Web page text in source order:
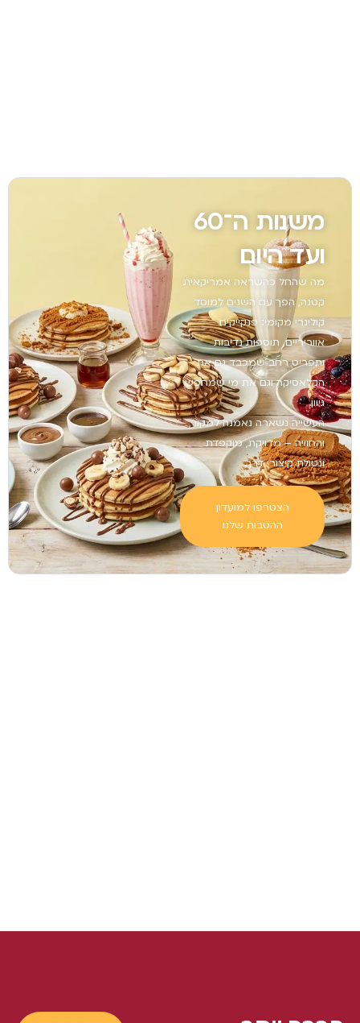
משנות ה־60
ועד היום
מה שהחל כהשראה אמריקאית
קטנה, הפך עם השנים למוסד
קולינרי מקומי: פנקייקים
אווריריים, תוספות נדיבות
ותפריט רחב שמכבד גם את
הקלאסיקה וגם את מי שמחפש
גיוון.
העשייה נשארה נאמנה למקור,
והחוויה – מדויקת, מוקפדת
ונטולת קיצורי דרך.
הצטרפו למועדון
ההטבות שלנו